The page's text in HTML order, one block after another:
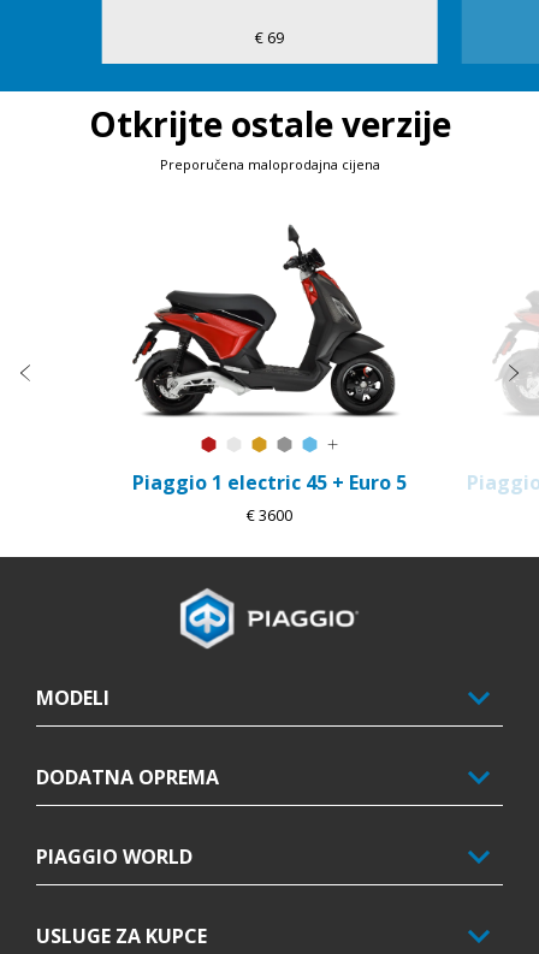
€ 69
Otkrijte ostale verzije
Preporučena maloprodajna cijena
Flame mix
Forever White
Sunshine Mix
Forever Grey
Arctic Mix
Piaggio 1 electric 45 + Euro 5
€ 3600
MODELI
DODATNA OPREMA
PIAGGIO WORLD
USLUGE ZA KUPCE